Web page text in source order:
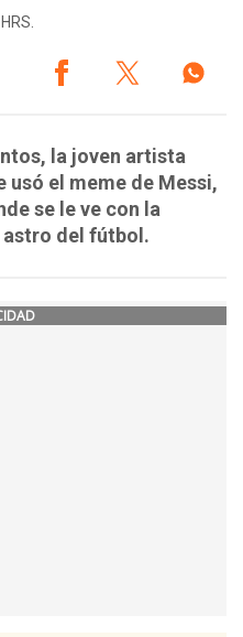
la joven artista
el meme de Messi,
se le ve con la
astro del fútbol.